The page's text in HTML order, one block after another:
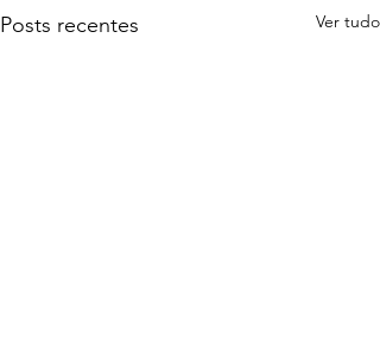
Posts recentes Ver tudo